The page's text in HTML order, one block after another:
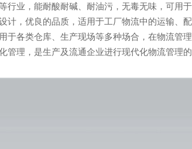
行业，能耐酸耐碱、耐油污，无毒无味，可用
计，优良的品质，适用于工厂物流中的运输、
于各类仓库、生产现场等多种场合，在物流管
管理，是生产及流通企业进行现代化物流管理